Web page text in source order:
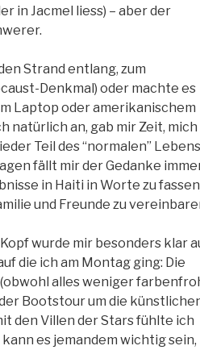
in Jacmel liess) – aber der
Strand entlang, zum
Denkmal) oder machte es
Laptop oder amerikanischem
natürlich an, gab mir Zeit, mich
Teil des “normalen” Lebens
fällt mir der Gedanke
in Haiti in Worte zu
und Freunde zu
wurde mir besonders klar
die ich am Montag ging: Die
alles weniger
Bootstour um die
den Villen der Stars fühlte ich
es jemandem wichtig sein,